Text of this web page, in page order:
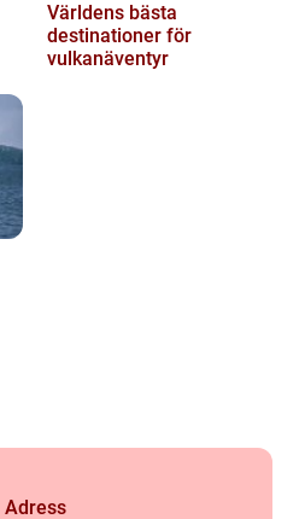
Världens bästa
destinationer för
vulkanäventyr
Adress